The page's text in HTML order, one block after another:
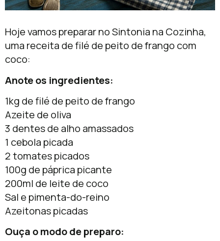
Hoje vamos preparar no Sintonia na Cozinha,
uma receita de filé de peito de frango com
coco:
Anote os ingredientes:
1kg de filé de peito de frango
Azeite de oliva
3 dentes de alho amassados
1 cebola picada
2 tomates picados
100g de páprica picante
200ml de leite de coco
Sal e pimenta-do-reino
Azeitonas picadas
Ouça o modo de preparo: